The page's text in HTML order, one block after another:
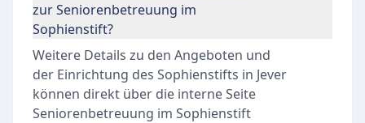
zur Seniorenbetreuung im
Sophienstift?
Weitere Details zu den Angeboten und
der Einrichtung des Sophienstifts in Jever
können direkt über die interne Seite
Seniorenbetreuung im Sophienstift